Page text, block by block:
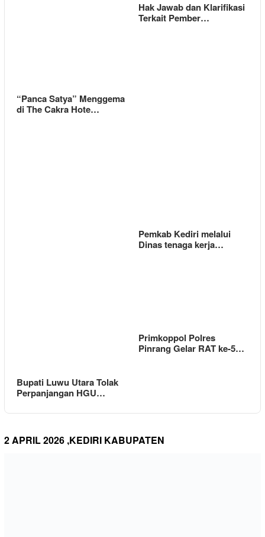
Hak Jawab dan Klarifikasi
Terkait Pember…
“Panca Satya” Menggema
di The Cakra Hote…
Pemkab Kediri melalui
Dinas tenaga kerja…
Bupati Luwu Utara Tolak
Perpanjangan HGU…
Primkoppol Polres
Pinrang Gelar RAT ke-5…
2 APRIL 2026 ,KEDIRI KABUPATEN